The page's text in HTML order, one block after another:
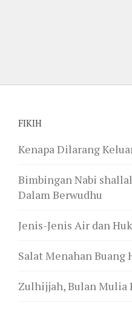
FIKIH
Kenapa Dilarang
Bimbingan Nabi
Dalam Berwudhu
Jenis-Jenis Air dan
Salat Menahan Buang
Zulhijjah, Bulan Mulia